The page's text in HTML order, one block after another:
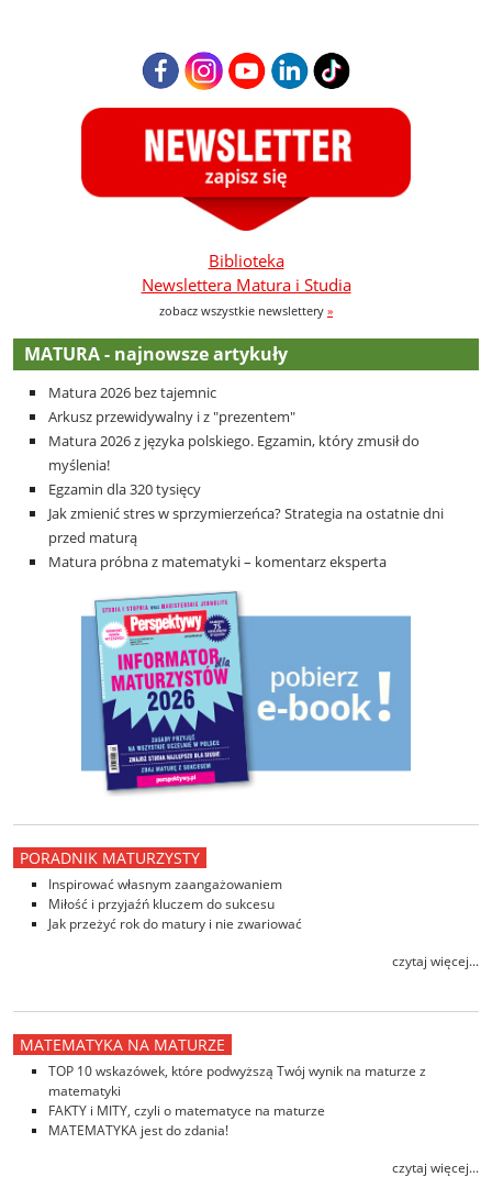
Biblioteka
Newslettera Matura i Studia
zobacz wszystkie newslettery »
MATURA - najnowsze artykuły
Matura 2026 bez tajemnic
Arkusz przewidywalny i z "prezentem"
Matura 2026 z języka polskiego. Egzamin, który zmusił do
myślenia!
Egzamin dla 320 tysięcy
Jak zmienić stres w sprzymierzeńca? Strategia na ostatnie dni
przed maturą
Matura próbna z matematyki – komentarz eksperta
PORADNIK MATURZYSTY
Inspirować własnym zaangażowaniem
Miłość i przyjaźń kluczem do sukcesu
Jak przeżyć rok do matury i nie zwariować
czytaj więcej...
MATEMATYKA NA MATURZE
TOP 10 wskazówek, które podwyższą Twój wynik na maturze z
matematyki
FAKTY i MITY, czyli o matematyce na maturze
MATEMATYKA jest do zdania!
czytaj więcej...